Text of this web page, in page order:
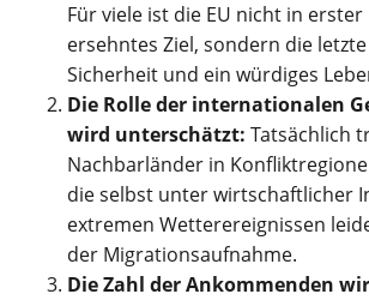
Für viele ist die EU nicht in erster
ersehntes Ziel, sondern die
Sicherheit und ein würdiges
Die Rolle der internationalen
wird unterschätzt: Tatsächlich
Nachbarländer in
die selbst unter wirtschaftlicher
extremen Wetterereignissen
der Migrationsaufnahme.
Die Zahl der Ankommenden